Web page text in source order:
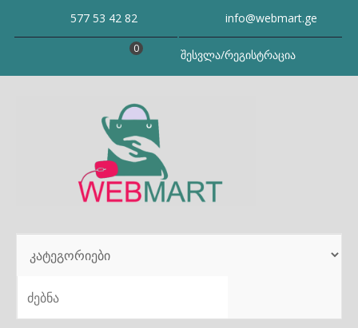
577 53 42 82 info@webmart.ge
შესვლა/რეგისტრაცია
0
SEARCH